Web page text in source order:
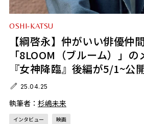
OSHI-KATSU
【綱啓永】仲がいい俳優仲
「8LOOM（ブルーム）」
『女神降臨』後編が5/1~公
25.04.25
執筆者： 杉嶋未来
インタビュー 映画